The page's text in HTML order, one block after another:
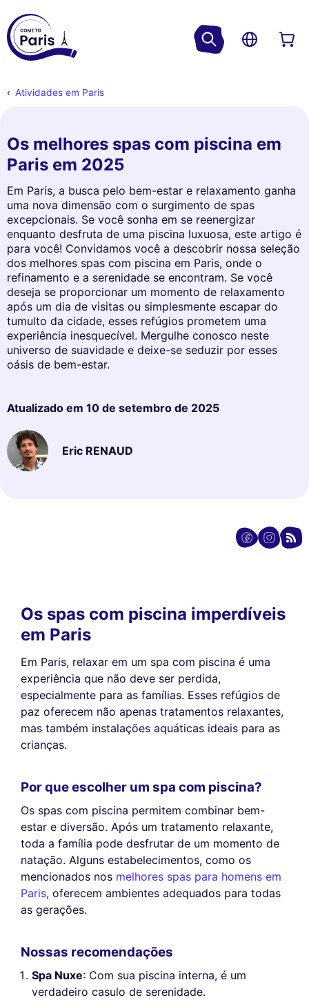
Atividades em Paris
Os melhores spas com piscina em
Paris em 2025
Em Paris, a busca pelo bem-estar e relaxamento ganha
uma nova dimensão com o surgimento de spas
excepcionais. Se você sonha em se reenergizar
enquanto desfruta de uma piscina luxuosa, este artigo é
para você! Convidamos você a descobrir nossa seleção
dos melhores spas com piscina em Paris, onde o
refinamento e a serenidade se encontram. Se você
deseja se proporcionar um momento de relaxamento
após um dia de visitas ou simplesmente escapar do
tumulto da cidade, esses refúgios prometem uma
experiência inesquecível. Mergulhe conosco neste
universo de suavidade e deixe-se seduzir por esses
oásis de bem-estar.
Atualizado em 10 de setembro de 2025
Eric RENAUD
Os spas com piscina imperdíveis
em Paris
Em Paris, relaxar em um spa com piscina é uma
experiência que não deve ser perdida,
especialmente para as famílias. Esses refúgios de
paz oferecem não apenas tratamentos relaxantes,
mas também instalações aquáticas ideais para as
crianças.
Por que escolher um spa com piscina?
Os spas com piscina permitem combinar bem-
estar e diversão. Após um tratamento relaxante,
toda a família pode desfrutar de um momento de
natação. Alguns estabelecimentos, como os
mencionados nos melhores spas para homens em
Paris, oferecem ambientes adequados para todas
as gerações.
Nossas recomendações
Spa Nuxe: Com sua piscina interna, é um
verdadeiro casulo de serenidade.